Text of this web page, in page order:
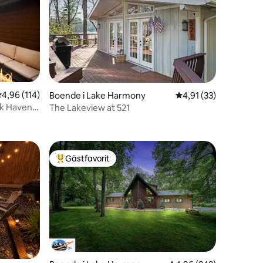
av 5 i genomsnittligt betyg, 114 omdömen
4,96 (114)
Haven |
Boende i Lake Harmony 4,91 av 5 i
4,91 (33)
The Lakeview at 521
Populär gästfavorit
Gästfavorit